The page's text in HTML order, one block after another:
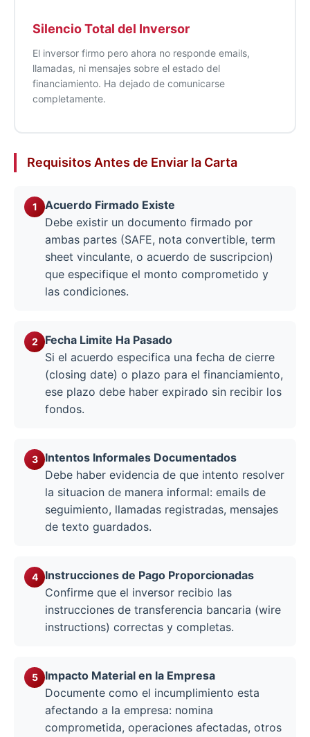
Silencio Total del Inversor
El inversor firmo pero ahora no responde emails,
llamadas, ni mensajes sobre el estado del
financiamiento. Ha dejado de comunicarse
completamente.
Requisitos Antes de Enviar la Carta
Acuerdo Firmado Existe
Debe existir un documento firmado por
ambas partes (SAFE, nota convertible, term
sheet vinculante, o acuerdo de suscripcion)
que especifique el monto comprometido y
las condiciones.
Fecha Limite Ha Pasado
Si el acuerdo especifica una fecha de cierre
(closing date) o plazo para el financiamiento,
ese plazo debe haber expirado sin recibir los
fondos.
Intentos Informales Documentados
Debe haber evidencia de que intento resolver
la situacion de manera informal: emails de
seguimiento, llamadas registradas, mensajes
de texto guardados.
Instrucciones de Pago Proporcionadas
Confirme que el inversor recibio las
instrucciones de transferencia bancaria (wire
instructions) correctas y completas.
Impacto Material en la Empresa
Documente como el incumplimiento esta
afectando a la empresa: nomina
comprometida, operaciones afectadas, otros